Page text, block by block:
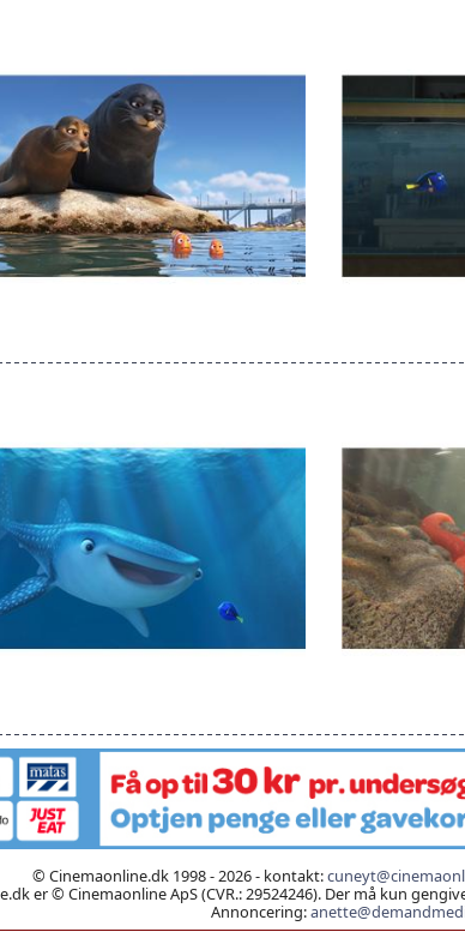
© Cinemaonline.dk 1998 - 2026 - kontakt:
er © Cinemaonline ApS (CVR.: 29524246). Der må kun
Annoncering: